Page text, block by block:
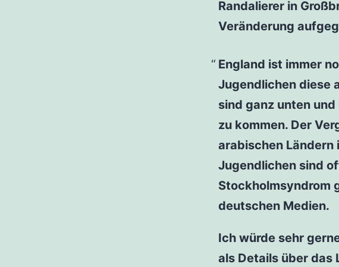
Randalierer in
Veränderung
England ist immer
Jugendlichen diese
sind ganz unten
zu kommen. Der
arabischen Ländern
Jugendlichen sind
Stockholmsyndrom
deutschen Medien.
Ich würde sehr
als Details über das